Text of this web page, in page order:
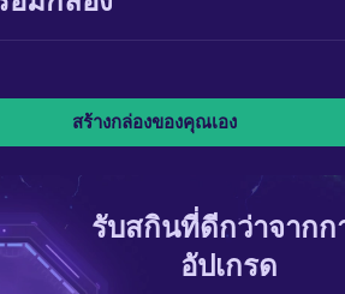
สร้างกล่องของคุณเอง
รับสกินที่ดีกว่าจากก
อัปเกรด